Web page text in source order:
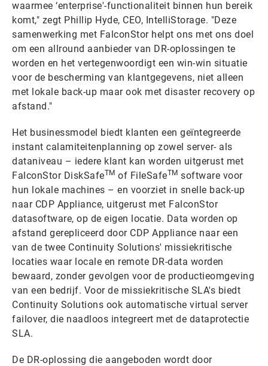
waarmee ‘enterprise'-functionaliteit binnen hun bereik
komt," zegt Phillip Hyde, CEO, IntelliStorage. "Deze
samenwerking met FalconStor helpt ons met ons doel
om een allround aanbieder van DR-oplossingen te
worden en het vertegenwoordigt een win-win situatie
voor de bescherming van klantgegevens, niet alleen
met lokale back-up maar ook met disaster recovery op
afstand."
Het businessmodel biedt klanten een geïntegreerde
instant calamiteitenplanning op zowel server- als
dataniveau – iedere klant kan worden uitgerust met
FalconStor DiskSafeTM of FileSafeTM software voor
hun lokale machines – en voorziet in snelle back-up
naar CDP Appliance, uitgerust met FalconStor
datasoftware, op de eigen locatie. Data worden op
afstand gerepliceerd door CDP Appliance naar een
van de twee Continuity Solutions' missiekritische
locaties waar locale en remote DR-data worden
bewaard, zonder gevolgen voor de productieomgeving
van een bedrijf. Voor de missiekritische SLA's biedt
Continuity Solutions ook automatische virtual server
failover, die naadloos integreert met de dataprotectie
SLA.
De DR-oplossing die aangeboden wordt door